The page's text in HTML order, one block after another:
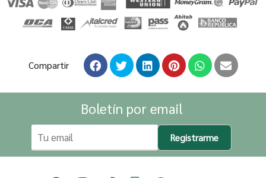
Compartir
Boletín por email
Registrarme